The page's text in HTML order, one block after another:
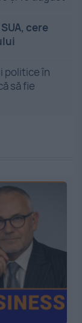
cere
politice în
să fie